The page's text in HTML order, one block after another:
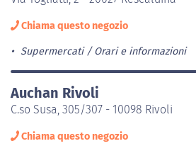
Chiama questo negozio
Supermercati Orari e informazioni
Auchan Rivoli
C.so Susa, 305/307 - 10098 Rivoli
Chiama questo negozio